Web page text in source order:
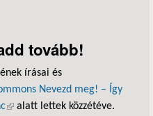
tovább!
írásai és
Nevezd meg! – Így
(külső hivatkozás)
alatt lettek közzétéve.